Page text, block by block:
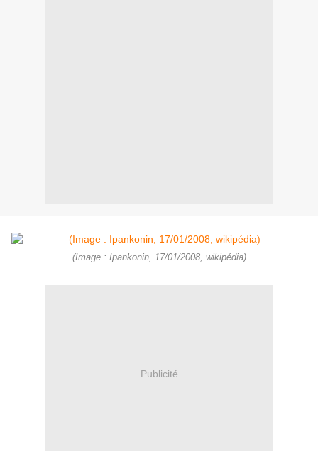
(Image : Ipankonin, 17/01/2008, wikipédia)
Publicité